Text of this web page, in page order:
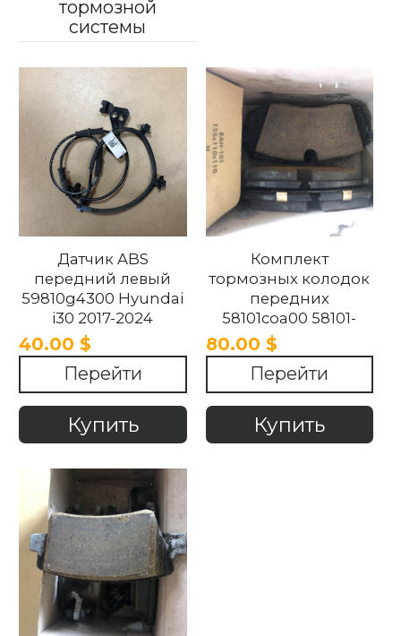
тормозной
системы
Датчик ABS
передний левый
59810g4300 Hyundai
i30 2017-2024
40.00 $
Перейти
Купить
Комплект
тормозных колодок
передних
58101coa00 58101-
coa00 Hyundai i30
2017-2024.
80.00 $
Перейти
Купить